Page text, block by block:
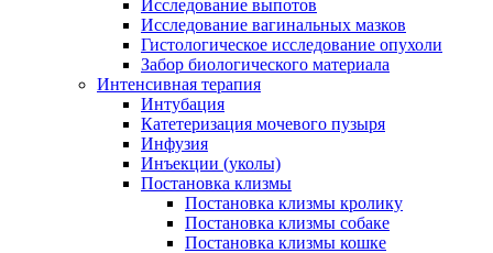
Исследование выпотов
Исследование вагинальных мазков
Гистологическое исследование опухоли
Забор биологического материала
Интенсивная терапия
Интубация
Катетеризация мочевого пузыря
Инфузия
Инъекции (уколы)
Постановка клизмы
Постановка клизмы кролику
Постановка клизмы собаке
Постановка клизмы кошке